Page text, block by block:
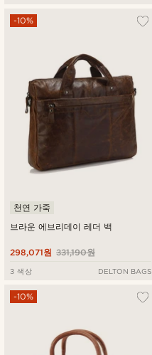
브라운 에브리데이 레더 백
-10%
천연 가죽
331,190원
298,071원
3 색상 DELTON BAGS
-10%